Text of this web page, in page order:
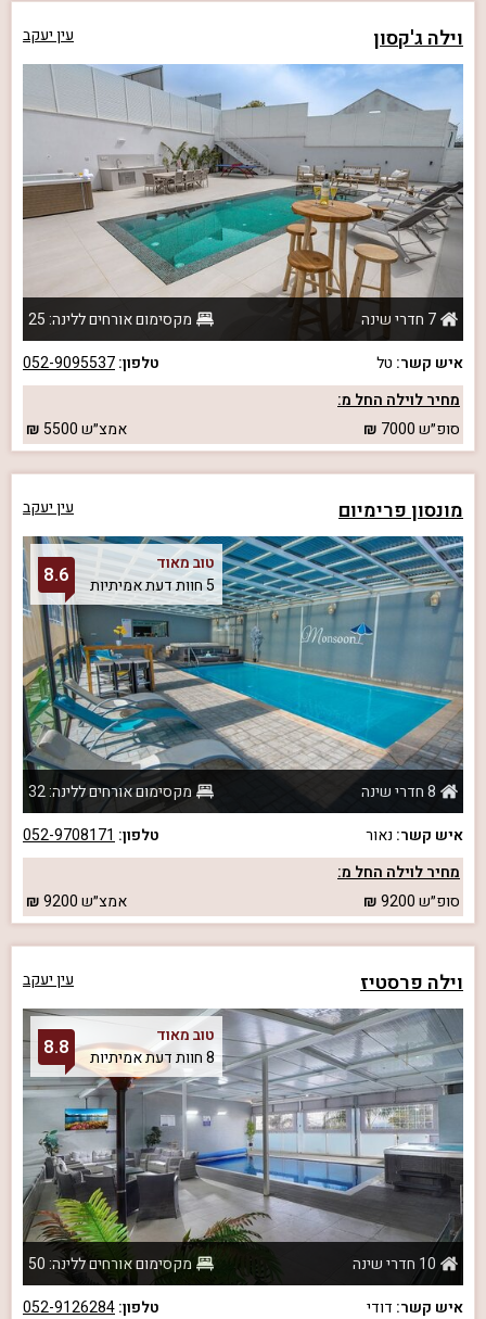
וילה ג'קסון עין יעקב
7 חדרי שינה
מקסימום אורחים ללינה: 25
איש קשר: טל טלפון:052-9095537
מחיר לוילה החל מ:
סופ״ש7000 אמצ״ש5500
מונסון פרימיום עין יעקב
טוב מאוד
5 חוות דעת אמיתיות
8.6
8 חדרי שינה
מקסימום אורחים ללינה: 32
איש קשר: נאור טלפון: 052-9708171
מחיר לוילה החל מ:
סופ״ש9200 אמצ״ש9200
וילה פרסטיז עין יעקב
טוב מאוד
8 חוות דעת אמיתיות
8.8
10 חדרי שינה
מקסימום אורחים ללינה: 50
איש קשר: דודי טלפון:052-9126284